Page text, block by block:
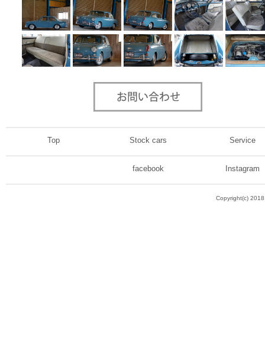
Top Stock cars Service
facebook Instagram
Copyright(c)